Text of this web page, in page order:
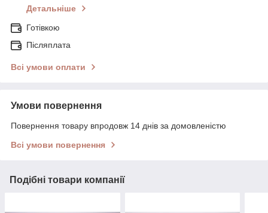
Детальніше
Готівкою
Післяплата
Всі умови оплати
Умови повернення
Повернення товару впродовж 14 днів за домовленістю
Всі умови повернення
Подібні товари компанії